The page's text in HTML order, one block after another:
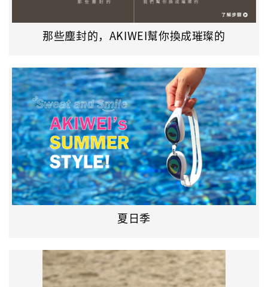
那些塵封的，AKIWEI幫你換成璀璨的
夏日季